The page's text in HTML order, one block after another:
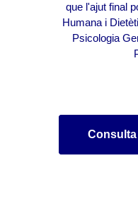
que l'ajut final
Humana i
Psicologia